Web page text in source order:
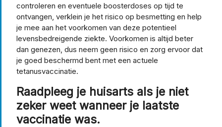
controleren en eventuele boosterdoses op tijd te
ontvangen, verklein je het risico op besmetting en help
je mee aan het voorkomen van deze potentieel
levensbedreigende ziekte. Voorkomen is altijd beter
dan genezen, dus neem geen risico en zorg ervoor dat
je goed beschermd bent met een actuele
tetanusvaccinatie.
Raadpleeg je huisarts als je niet
zeker weet wanneer je laatste
vaccinatie was.